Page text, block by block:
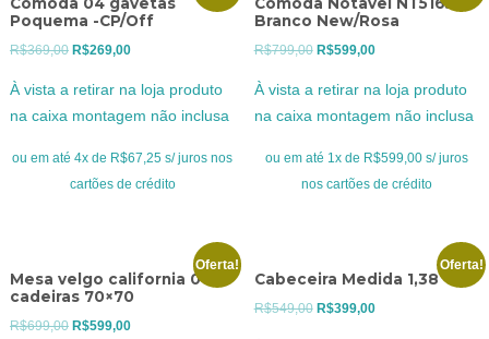
Poquema -CP/Off
R$369,00 O
R$369,00.
R$269,00O
atual
R$269,00.
À vista a retirar na loja produto
na caixa montagem não inclusa
ou em até 4x de R$67,25 s/ juros nos
cartões de crédito
Branco New/Rosa
R$799,00 O
R$799,00.
R$599,00O
atual
R$599,00.
À vista a retirar na loja produto
na caixa montagem não inclusa
ou em até 1x de R$599,00 s/ juros
nos cartões de crédito
Oferta!
Mesa velgo california 04
cadeiras 70×70
R$699,00 O
R$599,00O
Oferta!
Cabeceira Medida 1,38
R$549,00 O
R$399,00O